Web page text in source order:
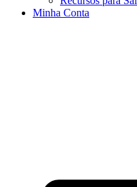
Minha Conta